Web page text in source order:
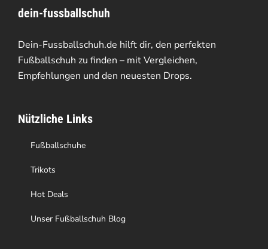
auf.
Die
Optionen
können
der
Produktseite
gewählt
werden
dein-fussballschuh
Dein-Fussballschuh.de hilft dir, den perfekten
Fußballschuh zu finden – mit Vergleichen,
Empfehlungen und den neuesten Drops.
Nützliche Links
Fußballschuhe
Trikots
Hot Deals
Unser Fußballschuh Blog